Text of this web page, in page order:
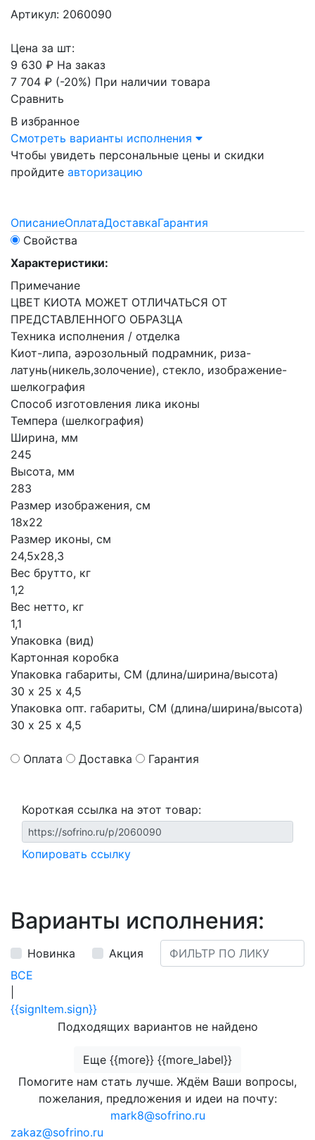
Артикул: 2060090
Цена за шт:
9 630 ₽ На заказ
7 704 ₽ (-20%) При наличии товара
Сравнить
В избранное
Смотреть варианты исполнения
Чтобы увидеть персональные цены и скидки
пройдите авторизацию
ОписаниеОплатаДоставкаГарантия
Свойства
Характеристики:
Примечание
ЦВЕТ КИОТА МОЖЕТ ОТЛИЧАТЬСЯ ОТ
ПРЕДСТАВЛЕННОГО ОБРАЗЦА
Техника исполнения / отделка
Киот-липа, аэрозольный подрамник, риза-
латунь(никель,золочение), стекло, изображение-
шелкография
Способ изготовления лика иконы
Темпера (шелкография)
Ширина, мм
245
Высота, мм
283
Размер изображения, см
18х22
Размер иконы, см
24,5х28,3
Вес брутто, кг
1,2
Вес нетто, кг
1,1
Упаковка (вид)
Картонная коробка
Упаковка габариты, СМ (длина/ширина/высота)
30 х 25 х 4,5
Упаковка опт. габариты, СМ (длина/ширина/высота)
30 х 25 х 4,5
Оплата Доставка Гарантия
Короткая ссылка на этот товар:
Копировать ссылку
Варианты исполнения:
Новинка
Акция
ВСЕ
{{signItem.sign}}
Подходящих вариантов не найдено
Еще {{more}} {{more_label}}
Помогите нам стать лучше. Ждём Ваши вопросы,
пожелания, предложения и идеи на почту:
mark8@sofrino.ru
zakaz@sofrino.ru